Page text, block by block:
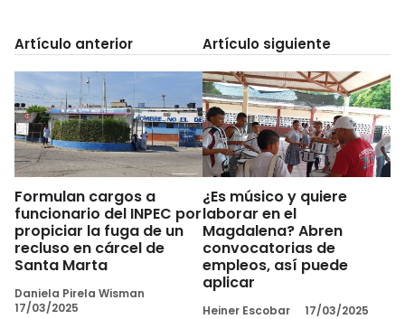
Artículo anterior
Formulan cargos a
funcionario del INPEC por
propiciar la fuga de un
recluso en cárcel de
Santa Marta
Daniela Pirela Wisman
17/03/2025
Artículo siguiente
¿Es músico y quiere
laborar en el
Magdalena? Abren
convocatorias de
empleos, así puede
aplicar
Heiner Escobar 17/03/2025